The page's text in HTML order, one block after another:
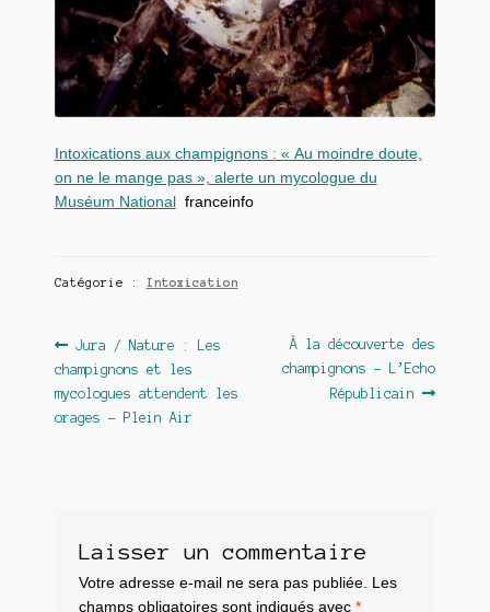
Intoxications aux champignons : « Au moindre doute,
on ne le mange pas », alerte un mycologue du
Muséum Nationalfranceinfo
Catégorie : Intoxication
Navigation
de
l’article
Article
précédent :
Jura / Nature : Les
champignons et les
mycologues attendent les
orages – Plein Air
Article
suivant :
À la découverte des
champignons – L’Echo
Républicain
Laisser un commentaire
Votre adresse e-mail ne sera pas publiée.
Les
champs obligatoires sont indiqués avec *